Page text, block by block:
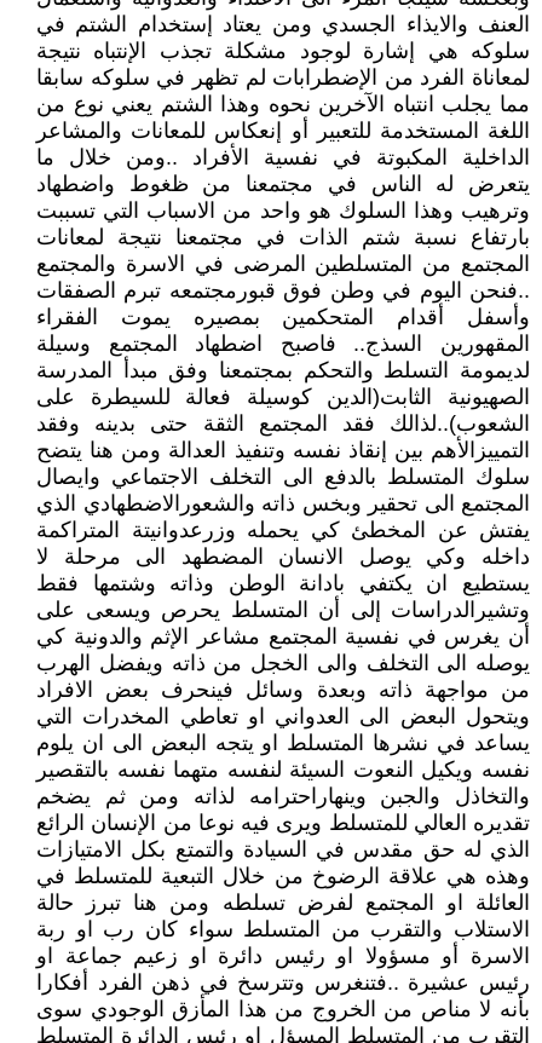
العنف والايذاء الجسدي ومن يعتاد إستخدام الشتم في
سلوكه هي إشارة لوجود مشكلة تجذب الإنتباه نتيجة
لمعاناة الفرد من الإضطرابات لم تظهر في سلوكه سابقا
مما يجلب انتباه الآخرين نحوه وهذا الشتم يعني نوع من
اللغة المستخدمة للتعبير أو إنعكاس للمعانات والمشاعر
الداخلية المكبوتة في نفسية الأفراد ..ومن خلال ما
يتعرض له الناس في مجتمعنا من ظغوط واضطهاد
وترهيب وهذا السلوك هو واحد من الاسباب التي تسببت
بارتفاع نسبة شتم الذات في مجتمعنا نتيجة لمعانات
المجتمع من المتسلطين المرضى في الاسرة والمجتمع
..فنحن اليوم في وطن فوق قبورمجتمعه تبرم الصفقات
وأسفل أقدام المتحكمين بمصيره يموت الفقراء
المقهورين السذج.. فاصبح اضطهاد المجتمع وسيلة
لديمومة التسلط والتحكم بمجتمعنا وفق مبدأ المدرسة
الصهيونية الثابت(الدين كوسيلة فعالة للسيطرة على
الشعوب)..لذالك فقد المجتمع الثقة حتى بدينه وفقد
التمييزالأهم بين إنقاذ نفسه وتنفيذ العدالة ومن هنا يتضح
سلوك المتسلط بالدفع الى التخلف الاجتماعي وايصال
المجتمع الى تحقير وبخس ذاته والشعورالاضطهادي الذي
يفتش عن المخطئ كي يحمله وزرعدوانيتة المتراكمة
داخله وكي يوصل الانسان المضطهد الى مرحلة لا
يستطيع ان يكتفي بادانة الوطن وذاته وشتمها فقط
وتشيرالدراسات إلى أن المتسلط يحرص ويسعى على
أن يغرس في نفسية المجتمع مشاعر الإثم والدونية كي
يوصله الى التخلف والى الخجل من ذاته ويفضل الهرب
من مواجهة ذاته وبعدة وسائل فينحرف بعض الافراد
ويتحول البعض الى العدواني او تعاطي المخدرات التي
يساعد في نشرها المتسلط او يتجه البعض الى ان يلوم
نفسه ويكيل النعوت السيئة لنفسه متهما نفسه بالتقصير
والتخاذل والجبن وينهاراحترامه لذاته ومن ثم يضخم
تقديره العالي للمتسلط ويرى فيه نوعا من الإنسان الرائع
الذي له حق مقدس في السيادة والتمتع بكل الامتيازات
وهذه هي علاقة الرضوخ من خلال التبعية للمتسلط في
العائلة او المجتمع لفرض تسلطه ومن هنا تبرز حالة
الاستلاب والتقرب من المتسلط سواء كان رب او ربة
الاسرة أو مسؤولا او رئيس دائرة او زعيم جماعة او
رئيس عشيرة ..فتنغرس وتترسخ في ذهن الفرد أفكارا
بأنه لا مناص من الخروج من هذا المأزق الوجودي سوى
التقرب من المتسلط المسؤل او رئيس الدائرة المتسلط